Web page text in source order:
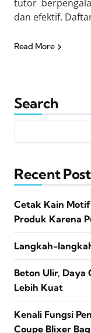
tutor
dan efektif.
Read More
Search
Recent
Cetak Kain Motif
Produk Karena
Langkah-
Beton Ulir,
Lebih Kuat
Kenali Fungsi
Coupe Blixer